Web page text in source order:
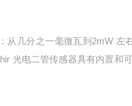
： 从几分之一毫微瓦到 2mW 左
光电二管传感器具有内置和